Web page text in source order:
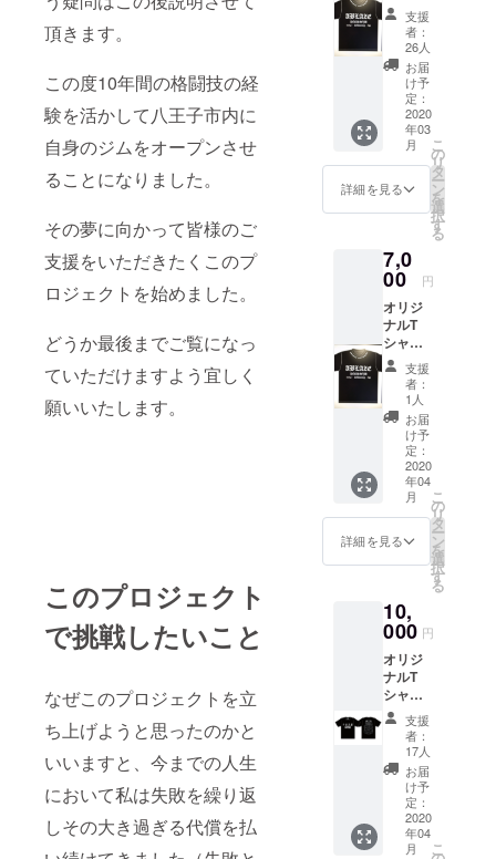
頂きます。
この度10年間の格闘技の経
験を活かして八王子市内に
自身のジムをオープンさせ
ることになりました。
その夢に向かって皆様のご
支援をいただきたくこのプ
ロジェクトを始めました。
どうか最後までご覧になっ
ていただけますよう宜しく
願いいたします。
このプロジェクト
で挑戦したいこと
なぜこのプロジェクトを立
ち上げようと思ったのかと
いいますと、今までの人生
において私は失敗を繰り返
しその大き過ぎる代償を払
ます。 いしま
す。 お
礼の
メッ
セージ
を送ら
せて頂
きま
す。 ※
金額は
自由に
色：黒
サイ
ズ：
XS、
S、M、
L、XL
からお
選びく
ださ
い。 デ
ザイン
はこの
あとも
調整が
ありま
す。
支援
者：
26人
お届
け予
定：
2020
年03
月
詳細を見る
こ
の
リ
タ
ー
ン
を
選
択
す
る
7,0
00 円
オリジ
ナルT
シャツ
＋初回
体験チ
ケット
（有効
期限な
し）
支援
者：
1人
お届
け予
定：
2020
年04
月
詳細を見る
こ
の
リ
タ
ー
ン
を
選
択
す
る
10,
000 円
オリジ
ナルT
シャツ
＋不良
先輩T
シャツ
＋初回
体験チ
ケット
（有効
期限な
し）
支援
者：
17人
お届
け予
定：
2020
年04
月
こ